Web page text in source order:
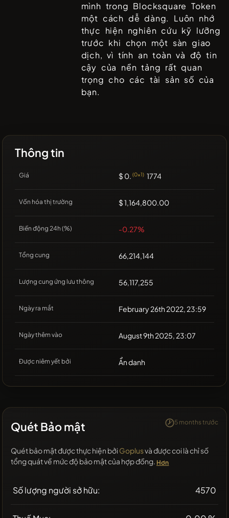
mình trong Blocksquare Token
một cách dễ dàng. Luôn nhớ
thực hiện nghiên cứu kỹ lưỡng
trước khi chọn một sàn giao
dịch, vì tính an toàn và độ tin
cậy của nền tảng rất quan
trọng cho các tài sản số của
bạn.
Thông tin
Giá $ 0. (0x1) 1774
Vốn hóa thị trường $ 1,164,800.00
Biến động 24h (%) -0.27%
Tổng cung 66,214,144
Lượng cung ứng lưu thông 56,117,255
Ngày ra mắt February 26th 2022, 23:59
Ngày thêm vào August 9th 2025, 23:07
Được niêm yết bởi Ẩn danh
Quét Bảo mật 5 months trước
Quét bảo mật được thực hiện bởi Goplusvà được coi là chỉ số
tổng quát về mức độ bảo mật của hợp đồng. Hơn
Số lượng người sở hữu: 4570